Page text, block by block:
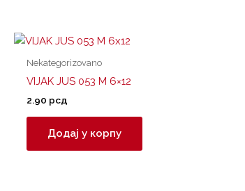
Nekategorizovano
VIJAK JUS 053 M 6×12
2.90 рсд
Додај у корпу